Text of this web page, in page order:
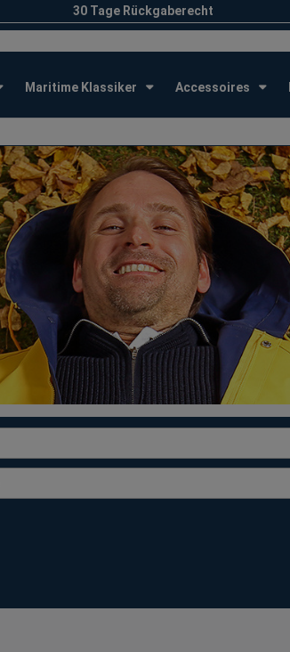
30 Tage Rückgaberecht
Maritime Klassiker Accessoires